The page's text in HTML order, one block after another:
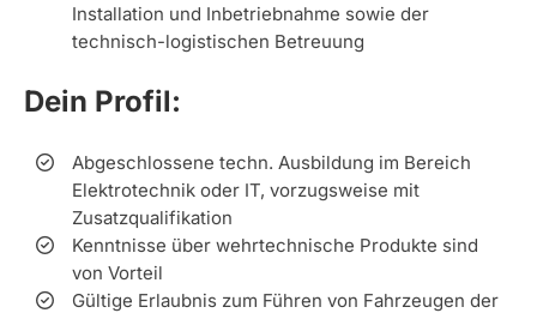
Installation und Inbetriebnahme sowie der
technisch-logistischen Betreuung
Dein Profil:
Abgeschlossene techn. Ausbildung im Bereich
Elektrotechnik oder IT, vorzugsweise mit
Zusatzqualifikation
Kenntnisse über wehrtechnische Produkte sind
von Vorteil
Gültige Erlaubnis zum Führen von Fahrzeugen der